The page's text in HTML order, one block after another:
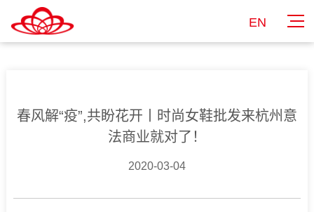
EN
春风解“疫”,共盼花开丨时尚女鞋批发来杭州意
法商业就对了！
2020-03-04